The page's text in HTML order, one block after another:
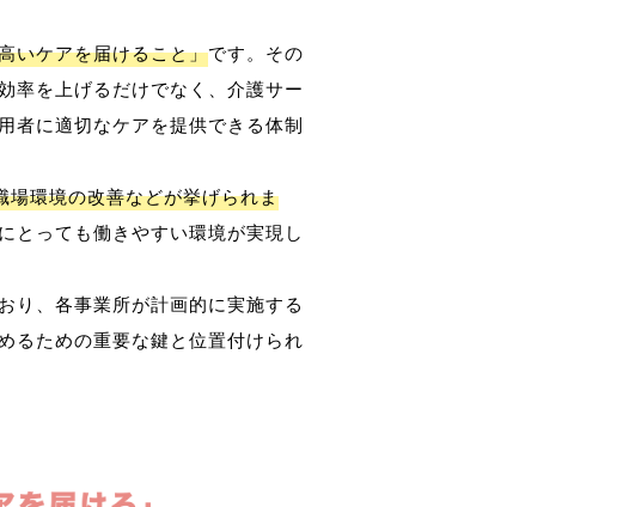
いケアを届けること」です。その
率を上げるだけでなく、介護サー
者に適切なケアを提供できる体制
場環境の改善などが挙げられま
とっても働きやすい環境が実現し
り、各事業所が計画的に実施する
るための重要な鍵と位置付けられ